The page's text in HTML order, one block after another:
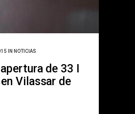
IN NOTICIAS
de 33 I
Vilassar de